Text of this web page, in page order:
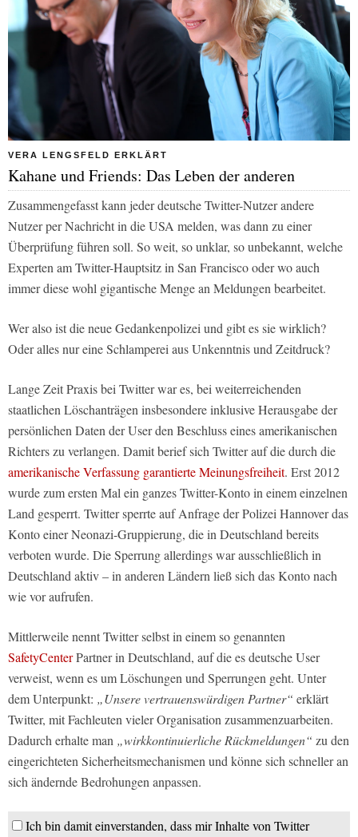
VERA LENGSFELD ERKLÄRT
Kahane und Friends: Das Leben der anderen
Zusammengefasst kann jeder deutsche Twitter-Nutzer andere
Nutzer per Nachricht in die USA melden, was dann zu einer
Überprüfung führen soll. So weit, so unklar, so unbekannt, welche
Experten am Twitter-Hauptsitz in San Francisco oder wo auch
immer diese wohl gigantische Menge an Meldungen bearbeitet.
Wer also ist die neue Gedankenpolizei und gibt es sie wirklich?
Oder alles nur eine Schlamperei aus Unkenntnis und Zeitdruck?
Lange Zeit Praxis bei Twitter war es, bei weiterreichenden
staatlichen Löschanträgen insbesondere inklusive Herausgabe der
persönlichen Daten der User den Beschluss eines amerikanischen
Richters zu verlangen. Damit berief sich Twitter auf die durch die
amerikanische Verfassung garantierte Meinungsfreiheit. Erst 2012
wurde zum ersten Mal ein ganzes Twitter-Konto in einem einzelnen
Land gesperrt. Twitter sperrte auf Anfrage der Polizei Hannover das
Konto einer Neonazi-Gruppierung, die in Deutschland bereits
verboten wurde. Die Sperrung allerdings war ausschließlich in
Deutschland aktiv – in anderen Ländern ließ sich das Konto nach
wie vor aufrufen.
Mittlerweile nennt Twitter selbst in einem so genannten
SafetyCenterPartner in Deutschland, auf die es deutsche User
verweist, wenn es um Löschungen und Sperrungen geht. Unter
dem Unterpunkt: „Unsere vertrauenswürdigen Partner“ erklärt
Twitter, mit Fachleuten vieler Organisation zusammenzuarbeiten.
Dadurch erhalte man „wirkkontinuierliche Rückmeldungen“ zu den
eingerichteten Sicherheitsmechanismen und könne sich schneller an
sich ändernde Bedrohungen anpassen.
Ich bin damit einverstanden, dass mir Inhalte von Twitter